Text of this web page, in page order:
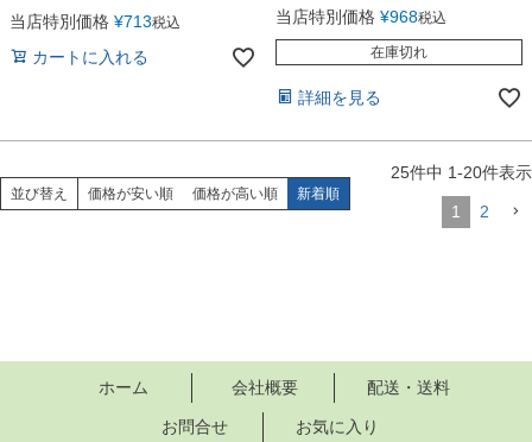
当店特別価格 ¥713税込
カートに入れる
当店特別価格 ¥968税込
在庫切れ
詳細を見る
並び替え 価格が安い順 価格が高い順 新着順
25件中 1-20件表示
1 2
ホーム 会社概要 配送・送料
お問合せ お気に入り